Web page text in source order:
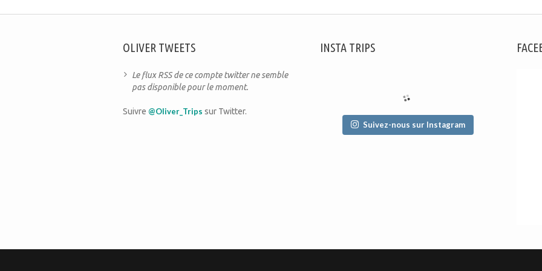
OLIVER TWEETS
Le flux RSS de ce compte twitter ne semble
pas disponible pour le moment.
Suivre @Oliver_Trips sur Twitter.
INSTA TRIPS
Suivez-nous sur Instagram